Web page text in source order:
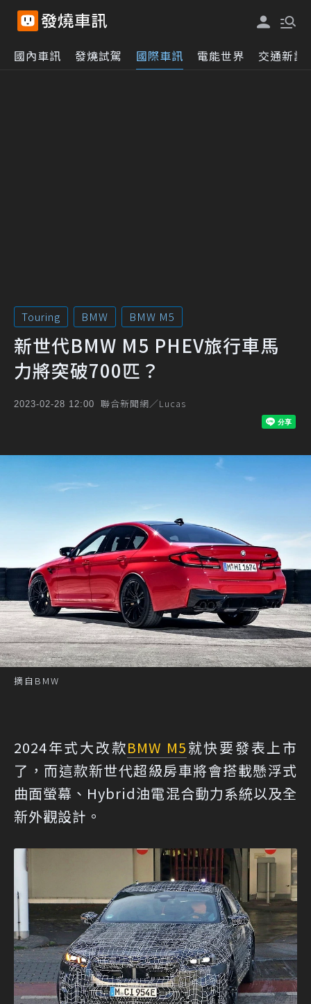
國內車訊 發燒試駕 國際車訊 電能世界 交通新訊
Touring BMW BMW M5
新世代BMW M5 PHEV旅行車馬
力將突破700匹？
2023-02-28 12:00 聯合新聞網／Lucas
摘自BMW
2024年式大改款BMW M5就快要發表上市
了，而這款新世代超級房車將會搭載懸浮式
曲面螢幕、Hybrid油電混合動力系統以及全
新外觀設計。